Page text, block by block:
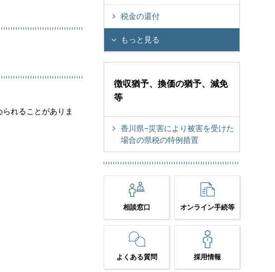
れることがありま
税金の還付
もっと見る
徴収猶予、換価の猶予、減免
等
香川県−災害により被害を受けた
場合の県税の特例措置
相談窓口 オンライン手続等
よくある質問 採用情報